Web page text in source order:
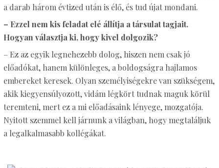
a darab három évtized után is élő, és tud újat mondani.
– Ezzel nem kis feladat elé állítja a társulat tagjait.
Hogyan választja ki, hogy kivel dolgozik?
– Ez az egyik legnehezebb dolog, hiszen nem csak jó
előadókat, hanem különleges, a boldogságra hajlamos
embereket keresek. Olyan személyiségekre van szükségem,
akik kiegyensúlyozott, vidám légkört tudnak maguk körül
teremteni, mert ez a mi előadásaink lényege, mozgatója.
Nyitott szemmel kell járnunk a világban, hogy megtaláljuk
a legalkalmasabb kollégákat.